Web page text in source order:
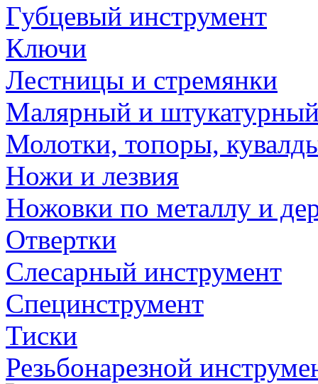
Губцевый инструмент
Ключи
Лестницы и стремянки
Малярный и
Молотки, топоры,
Ножи и лезвия
Ножовки по металлу и
Отвертки
Слесарный инструмент
Специнструмент
Тиски
Резьбонарезной